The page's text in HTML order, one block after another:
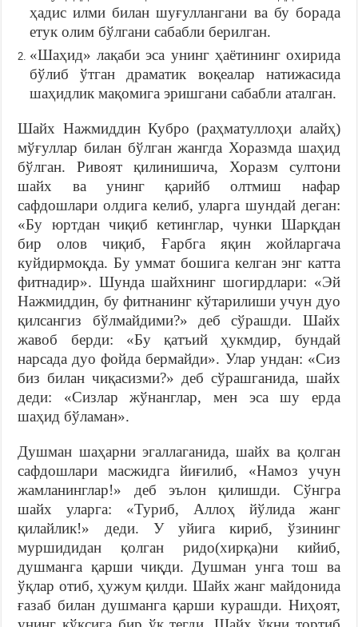
ҳадис илми билан шуғуллангани ва бу борада
етук олим бўлгани сабабли берилган.
«Шаҳид» лақаби эса унинг ҳаётининг охирида
бўлиб ўтган драматик воқеалар натижасида
шаҳидлик мақомига эришгани сабабли аталган.
Шайх Нажмиддин Кубро (раҳматуллоҳи алайҳ)
мўғуллар билан бўлган жангда Хоразмда шаҳид
бўлган. Ривоят қилинишича, Хоразм султони
шайх ва унинг қарийб олтмиш нафар
сафдошлари олдига келиб, уларга шундай деган:
«Бу юртдан чиқиб кетинглар, чунки Шарқдан
бир олов чиқиб, Ғарбга яқин жойларгача
куйдирмоқда. Бу уммат бошига келган энг катта
фитнадир». Шунда шайхнинг шогирдлари: «Эй
Нажмиддин, бу фитнанинг кўтарилиши учун дуо
қилсангиз бўлмайдими?» деб сўрашди. Шайх
жавоб берди: «Бу қатъий ҳукмдир, бундай
нарсада дуо фойда бермайди». Улар ундан: «Сиз
биз билан чиқасизми?» деб сўрашганида, шайх
деди: «Сизлар жўнанглар, мен эса шу ерда
шаҳид бўламан».
Душман шаҳарни эгаллаганида, шайх ва қолган
сафдошлари масжидга йиғилиб, «Намоз учун
жамланинглар!» деб эълон қилишди. Сўнгра
шайх уларга: «Туриб, Аллоҳ йўлида жанг
қилайлик!» деди. У уйига кириб, ўзининг
муршидидан қолган ридо(хирқа)ни кийиб,
душманга қарши чиқди. Душман унга тош ва
ўқлар отиб, ҳужум қилди. Шайх жанг майдонида
ғазаб билан душманга қарши курашди. Ниҳоят,